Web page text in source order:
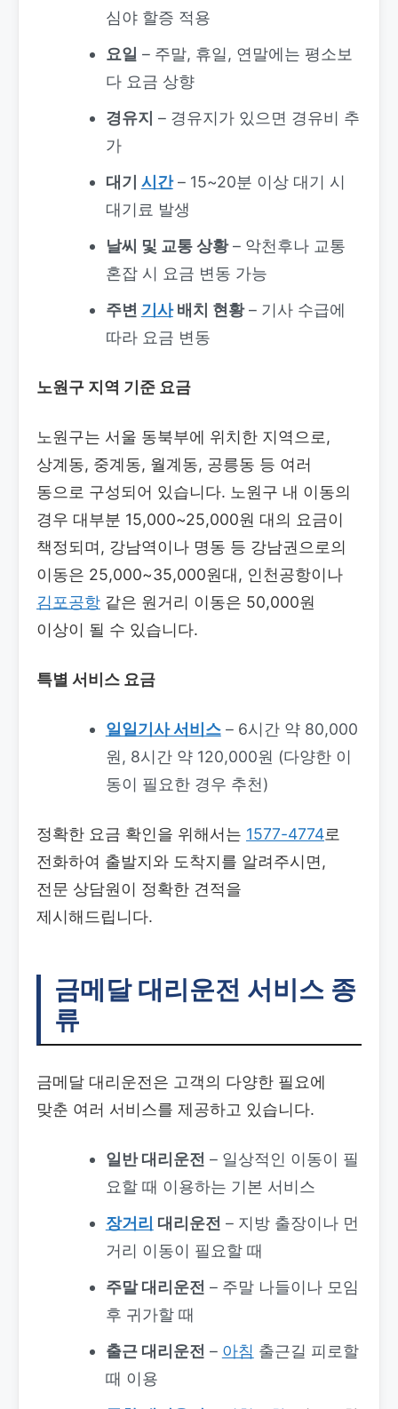
심야 할증 적용
요일 – 주말, 휴일, 연말에는 평소보
다 요금 상향
경유지 – 경유지가 있으면 경유비 추
가
대기 시간– 15~20분 이상 대기 시
대기료 발생
날씨 및 교통 상황– 악천후나 교통
혼잡 시 요금 변동 가능
주변 기사배치 현황– 기사 수급에
따라 요금 변동
노원구 지역 기준 요금
노원구는 서울 동북부에 위치한 지역으로,
상계동, 중계동, 월계동, 공릉동 등 여러
동으로 구성되어 있습니다. 노원구 내 이동의
경우 대부분 15,000~25,000원 대의 요금이
책정되며, 강남역이나 명동 등 강남권으로의
이동은 25,000~35,000원대, 인천공항이나
김포공항 같은 원거리 이동은 50,000원
이상이 될 수 있습니다.
특별 서비스 요금
일일기사 서비스– 6시간 약 80,000
원, 8시간 약 120,000원 (다양한 이
동이 필요한 경우 추천)
정확한 요금 확인을 위해서는 1577-4774로
전화하여 출발지와 도착지를 알려주시면,
전문 상담원이 정확한 견적을
제시해드립니다.
금메달 대리운전 서비스 종
류
금메달 대리운전은 고객의 다양한 필요에
맞춘 여러 서비스를 제공하고 있습니다.
일반 대리운전 – 일상적인 이동이 필
요할 때 이용하는 기본 서비스
장거리 대리운전 – 지방 출장이나 먼
거리 이동이 필요할 때
주말 대리운전 – 주말 나들이나 모임
후 귀가할 때
출근 대리운전 – 아침 출근길 피로할
때 이용